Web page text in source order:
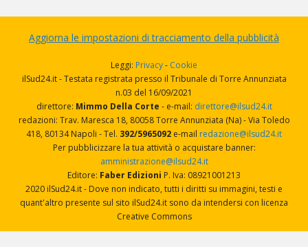
Aggiorna le impostazioni di tracciamento della pubblicità
Leggi: Privacy- Cookie
ilSud24.it - Testata registrata presso il Tribunale di Torre Annunziata
n.03 del 16/09/2021
direttore: Mimmo Della Corte - e-mail: direttore@ilsud24.it
redazioni: Trav. Maresca 18, 80058 Torre Annunziata (Na) - Via Toledo
418, 80134 Napoli - Tel. 392/5965092 e-mail redazione@ilsud24.it
Per pubblicizzare la tua attività o acquistare banner:
amministrazione@ilsud24.it
Editore: Faber Edizioni P. Iva: 08921001213
2020 ilSud24.it - Dove non indicato, tutti i diritti su immagini, testi e
quant'altro presente sul sito ilSud24.it sono da intendersi con licenza
Creative Commons